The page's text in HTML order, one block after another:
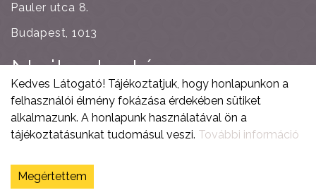
Pauler utca 8.
Budapest, 1013
Nyitvatartás
Kedd, Szerda, Csütörtök: 11:00 - 15:00
Péntek, Szombat, Vasárnap, Hétfő: zárva
lehetséges, egyeztetés után.
Kedves Látogató! Tájékoztatjuk, hogy honlapunkon a
felhasználói élmény fokázása érdekében sütiket
alkalmazunk. A honlapunk használatával ön a
tájékoztatásunkat tudomásul veszi. További információ
Megértettem